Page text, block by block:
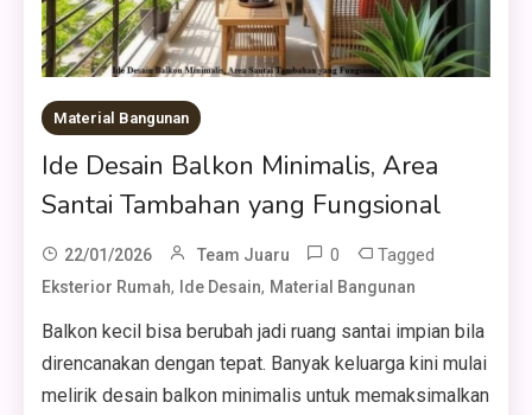
Material Bangunan
Ide Desain Balkon Minimalis, Area
Santai Tambahan yang Fungsional
22/01/2026 Team Juaru 0 Tagged
Eksterior Rumah, Ide Desain, Material Bangunan
Balkon kecil bisa berubah jadi ruang santai impian bila
direncanakan dengan tepat. Banyak keluarga kini mulai
melirik desain balkon minimalis untuk memaksimalkan